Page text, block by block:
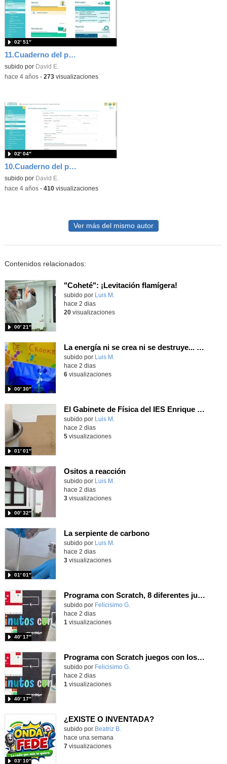
11.Cuaderno del profesor (parte IV). Pestaña Cuaderno.Actividades diarias y calificaciones en Raíces
subido por David E.
02′ 51″
-hace 4 años- 273visualizaciones
10.Cuaderno del profesor (parte III).Creación de actividades evaluables en Raíces
subido por David E.
02′ 04″
-hace 4 años- 410visualizaciones
Ver más del mismo autor
Contenidos relacionados:
"Coheté": ¡Levitación flamígera!
Contenido educativo.
subido por Luis M.
00′ 21″
hace 2 dias
20visualizaciones
La energía ni se crea ni se destruye... ¡se experimenta! El Tierno en la Feria Madrid es Ciencia 2026
Contenido educativo.
subido por Luis M.
00′ 30″
hace 2 dias
6visualizaciones
El Gabinete de Física del IES Enrique Tierno Galván de Parla (Curso 25-26)
Contenido educativo.
subido por Luis M.
01′ 01″
hace 2 dias
5visualizaciones
Ositos a reacción
Contenido educativo.
subido por Luis M.
00′ 32″
hace 2 dias
3visualizaciones
La serpiente de carbono
Contenido educativo.
subido por Luis M.
01′ 01″
hace 2 dias
3visualizaciones
Programa con Scratch, 8 diferentes juegos para vivir la emoción de los partidos de España en el mundial 2026
Contenido educativo.
subido por Felicisimo G.
40′ 17″
hace 2 dias
1 visualizaciones
Programa con Scratch juegos con los partidos del mundial 2026 ganados por España
Contenido educativo.
subido por Felicisimo G.
40′ 17″
hace 2 dias
1 visualizaciones
¿EXISTE O INVENTADA?
Contenido educativo.
subido por Beatriz B.
03′ 10″
hace una semana
7visualizaciones